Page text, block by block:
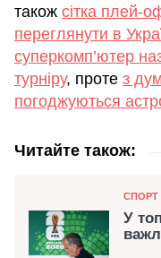
також сітка плей-
переглянути в
суперкомп’ютер
турніру, проте з
погоджуються
Читайте також:
СПОРТ
У